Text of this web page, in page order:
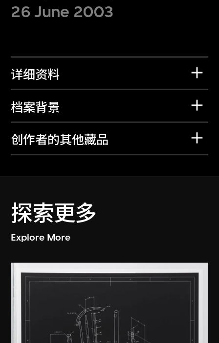
26 June 2003
详细资料
档案背景
创作者的其他藏品
探索更多
Explore More